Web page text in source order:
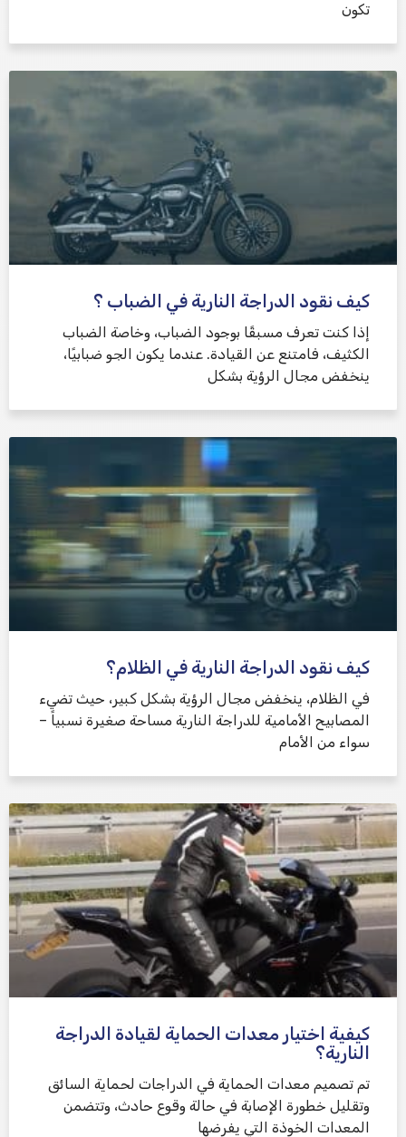
تكون
كيف نقود الدراجة النارية في الضباب ؟
إذا كنت تعرف مسبقًا بوجود الضباب، وخاصة الضباب
الكثيف، فامتنع عن القيادة. عندما يكون الجو ضبابيًا،
ينخفض ​​مجال الرؤية بشكل
كيف نقود الدراجة النارية في الظلام؟
في الظلام، ينخفض ​​مجال الرؤية بشكل كبير، حيث تضيء
المصابيح الأمامية للدراجة النارية مساحة صغيرة نسبياً –
سواء من الأمام
كيفية اختيار معدات الحماية لقيادة الدراجة
النارية؟
تم تصميم معدات الحماية في الدراجات لحماية السائق
وتقليل خطورة الإصابة في حالة وقوع حادث، وتتضمن
المعدات الخوذة التي يفرضها